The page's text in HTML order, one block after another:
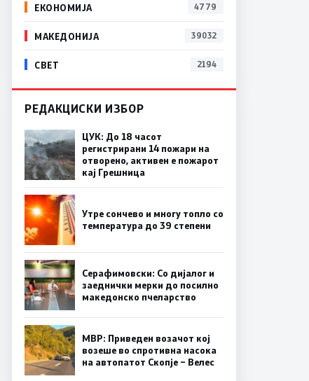
ЕКОНОМИЈА 4779
МАКЕДОНИЈА 39032
СВЕТ 2194
РЕДАКЦИСКИ ИЗБОР
ЦУК: До 18 часот
регистрирани 14 пожари на
отворено, активен е пожарот
кај Грешница
Утре сончево и многу топло со
температура до 39 степени
Серафимовски: Со дијалог и
заеднички мерки до посилно
македонско пчеларство
МВР: Приведен возачот кој
возеше во спротивна насока
на автопатот Скопје – Велес